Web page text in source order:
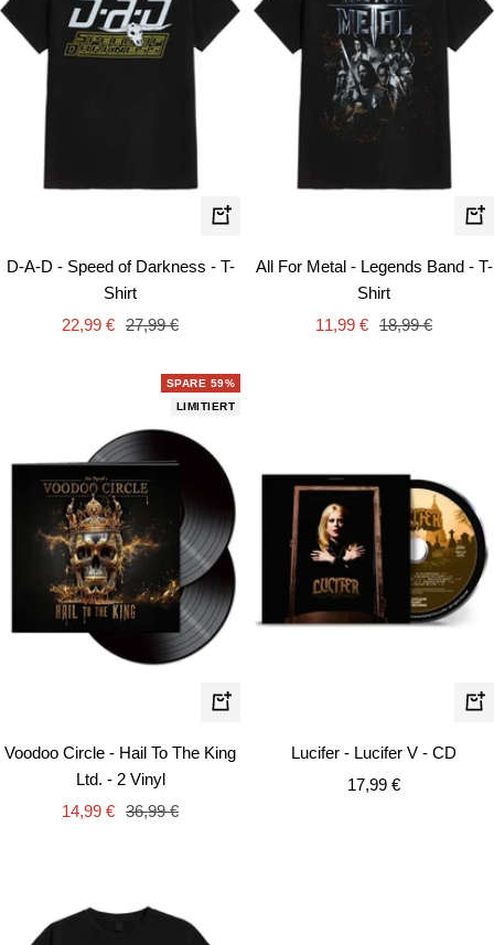
Schnellansicht
D-A-D - Speed of Darkness - T-
Shirt
Angebotspreis
22,99 € Regulärer
27,99 €
All For Metal - Legends Band - T-
Shirt
Angebotspreis
11,99 € Regulärer
18,99 €
SPARE 59%
LIMITIERT
In
Voodoo Circle - Hail To The King
Ltd. - 2 Vinyl
Angebotspreis
14,99 € Regulärer
36,99 €
In
Lucifer - Lucifer V - CD
Angebotspreis
17,99 €